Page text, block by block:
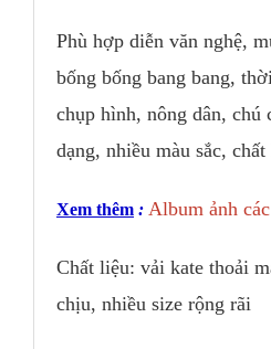
Phù hợp diễn văn nghệ,
bống bống bang bang,
chụp hình, nông dân, chú
dạng, nhiều màu sắc,
Xem thêm : Album ảnh
Chất liệu: vải kate thoải
chịu, nhiều size rộng rãi